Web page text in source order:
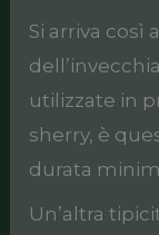
Si arriva così
utilizzate in
sherry, è
durata
Un’altra